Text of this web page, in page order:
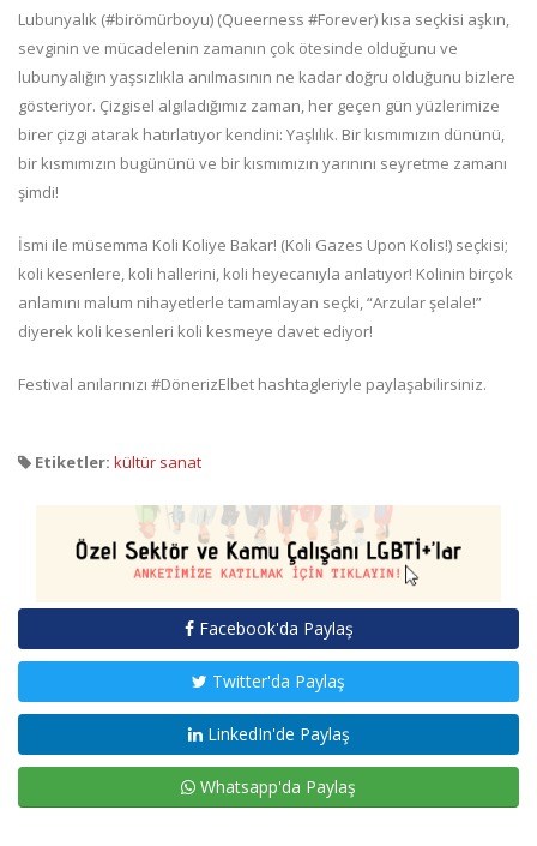
Lubunyalık (#birömürboyu) (Queerness #Forever) kısa seçkisi aşkın,
sevginin ve mücadelenin zamanın çok ötesinde olduğunu ve
lubunyalığın yaşsızlıkla anılmasının ne kadar doğru olduğunu bizlere
gösteriyor. Çizgisel algıladığımız zaman, her geçen gün yüzlerimize
birer çizgi atarak hatırlatıyor kendini: Yaşlılık. Bir kısmımızın dününü,
bir kısmımızın bugününü ve bir kısmımızın yarınını seyretme zamanı
şimdi!
İsmi ile müsemma Koli Koliye Bakar! (Koli Gazes Upon Kolis!) seçkisi;
koli kesenlere, koli hallerini, koli heyecanıyla anlatıyor! Kolinin birçok
anlamını malum nihayetlerle tamamlayan seçki, “Arzular şelale!”
diyerek koli kesenleri koli kesmeye davet ediyor!
Festival anılarınızı #DönerizElbet hashtagleriyle paylaşabilirsiniz.
Etiketler: kültür sanat
Facebook'da Paylaş
Twitter'da Paylaş
LinkedIn'de Paylaş
Whatsapp'da Paylaş